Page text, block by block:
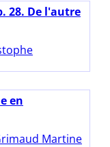
28. De l'autre
en
Martine